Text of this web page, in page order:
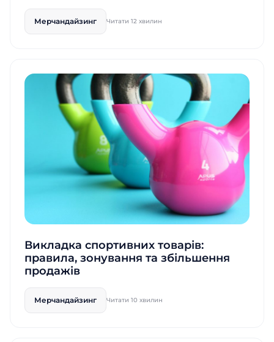
Мерчандайзинг Читати 12 хвилин
Викладка спортивних товарів:
правила, зонування та збільшення
продажів
Мерчандайзинг Читати 10 хвилин